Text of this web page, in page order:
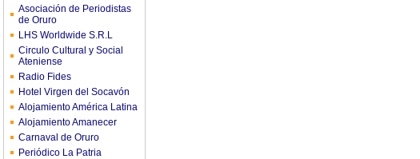
Asociación de Periodistas
de Oruro
LHS Worldwide S.R.L
Circulo Cultural y Social
Ateniense
Radio Fides
Hotel Virgen del Socavón
Alojamiento América Latina
Alojamiento Amanecer
Carnaval de Oruro
Periódico La Patria